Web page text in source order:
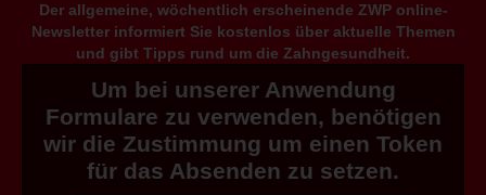
Der allgemeine, wöchentlich erscheinende ZWP online-
Newsletter informiert Sie kostenlos über aktuelle Themen
und gibt Tipps rund um die Zahngesundheit.
Um bei unserer Anwendung
Formulare zu verwenden, benötigen
wir die Zustimmung um einen Token
für das Absenden zu setzen.